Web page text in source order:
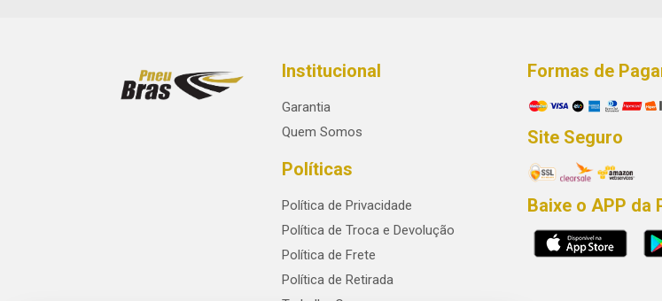
Institucional
Garantia
Quem Somos
Políticas
Política de Privacidade
Política de Troca e Devolução
Política de Frete
Política de Retirada
Formas de
Site Seguro
Baixe o APP da